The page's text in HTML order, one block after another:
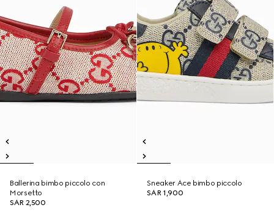
Ballerina bimbo piccolo con
Morsetto
SAR 2,500
Sneaker Ace bimbo piccolo
SAR 1,900